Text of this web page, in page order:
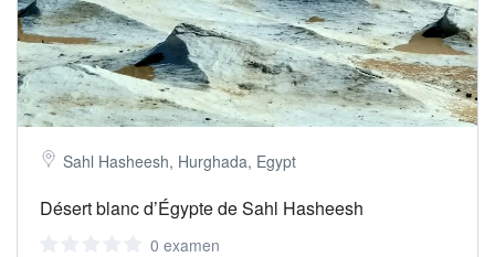
Sahl Hasheesh, Hurghada, Egypt
Désert blanc d’Égypte de Sahl Hasheesh
0 examen